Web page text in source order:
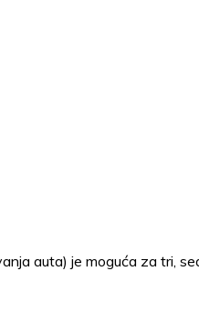
auta) je moguća za tri,